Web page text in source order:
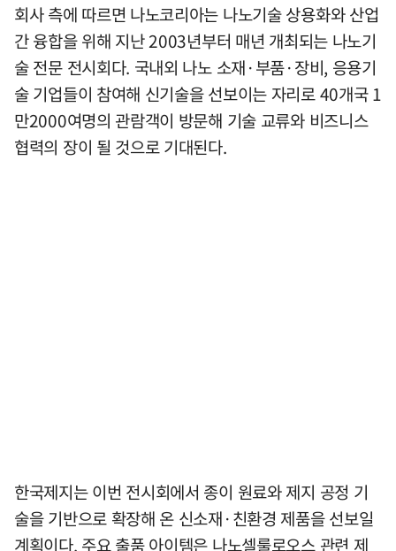
회사 측에 따르면 나노코리아는 나노기술 상용화와 산업
간 융합을 위해 지난 2003년부터 매년 개최되는 나노기
술 전문 전시회다. 국내외 나노 소재·부품·장비, 응용기
술 기업들이 참여해 신기술을 선보이는 자리로 40개국 1
만2000여명의 관람객이 방문해 기술 교류와 비즈니스
협력의 장이 될 것으로 기대된다.
한국제지는 이번 전시회에서 종이 원료와 제지 공정 기
술을 기반으로 확장해 온 신소재·친환경 제품을 선보일
계획이다. 주요 출품 아이템은 나노셀룰로오스 관련 제